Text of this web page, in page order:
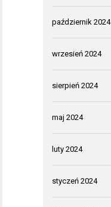
październik 2024
wrzesień 2024
sierpień 2024
maj 2024
luty 2024
styczeń 2024